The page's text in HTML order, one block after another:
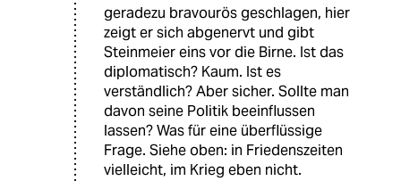
geradezu bravourös geschlagen, hier
zeigt er sich abgenervt und gibt
Steinmeier eins vor die Birne. Ist das
diplomatisch? Kaum. Ist es
verständlich? Aber sicher. Sollte man
davon seine Politik beeinflussen
lassen? Was für eine überflüssige
Frage. Siehe oben: in Friedenszeiten
vielleicht, im Krieg eben nicht.